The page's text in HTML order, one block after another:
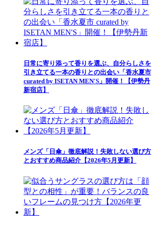
日常に寄り添って香りを選ぶ、自分らしさを
引き立てる一本の香りとの出会い「香水夏市
curated by ISETAN MEN'S」開催！【伊勢丹
新宿店】
メンズ「日傘」徹底解説！失敗しない選び方
とおすすめ商品紹介【2026年5月更新】